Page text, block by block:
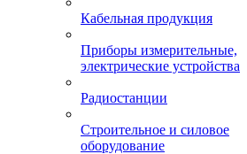
Кабельная продукция
Приборы измерительные,
электрические устройства
Радиостанции
Строительное и силовое
оборудование